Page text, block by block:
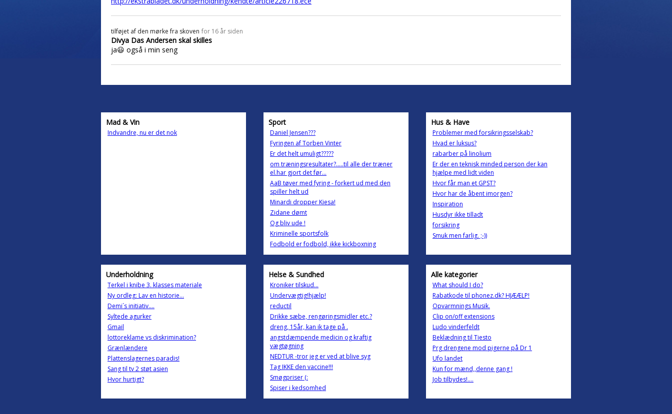
tilføjet af den mørke fra skoven for 16 år siden
Divya Das Andersen skal skilles
ja😃 også i min seng
Mad & Vin
Indvandre, nu er det nok
Sport
Daniel Jensen???
Fyringen af Torben Vinter
Er det helt umuligt?????
om træningsresultater?.....til alle der træner
el.har gjort det før...
AaB tøver med fyring - forkert ud med den
spiller helt ud
Minardi dropper Kiesa!
Zidane dømt
Og bliv ude !
Kriminelle sportsfolk
Fodbold er fodbold, ikke kickboxning
Hus & Have
Problemer med forsikringsselskab?
Hvad er luksus?
rabarber på linolium
Er der en teknisk minded person der kan
hjælpe med lidt viden
Hvor får man et GPST?
Hvor har de åbent imorgen?
Inspiration
Husdyr ikke tilladt
forsikring
Smuk men farlig. ;-))
Underholdning
Terkel i knibe 3. klasses materiale
Ny ordleg: Lav en historie...
Demi´s initiativ....
Syltede agurker
Gmail
lottoreklame vs diskrimination?
Grænlændere
Plattenslagernes paradis!
Sang til tv 2 støt asien
Hvor hurtigt?
Helse & Sundhed
Kroniker tilskud...
Undervægtig!hjælp!
reductil
Drikke sæbe, rengøringsmidler etc.?
dreng, 15år, kan ik tage på .
angstdæmpende medicin og kraftig
vægtøgning
NEDTUR -tror jeg er ved at blive syg
Tag IKKE den vaccine!!!
Smøgpriser (:
Spiser i kedsomhed
Alle kategorier
What should I do?
Rabatkode til phonez.dk? HJÆÆLP!
Opvarmnings Musik.
Clip on/off extensions
Ludo vinderfeldt
Beklædning til Tiesto
Prg drengene mod pigerne på Dr 1
Ufo landet
Kun for mænd,,denne gang !
Job tilbydes!....